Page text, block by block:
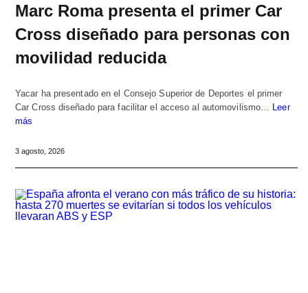
Marc Roma presenta el primer Car
Cross diseñado para personas con
movilidad reducida
Yacar ha presentado en el Consejo Superior de Deportes el primer
Car Cross diseñado para facilitar el acceso al automovilismo… Leer
más
3 agosto, 2026